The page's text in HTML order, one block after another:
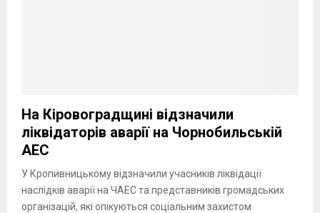
На Кіровоградщині відзначили
ліквідаторів аварії на Чорнобильській
АЕС
У Кропивницькому відзначили учасників ліквідації
наслідків аварії на ЧАЕС та представників громадських
організацій, які опікуються соціальним захистом